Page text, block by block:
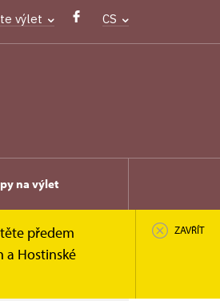
výlet CS
na výlet
předem
a Hostinské
ZAVŘÍT